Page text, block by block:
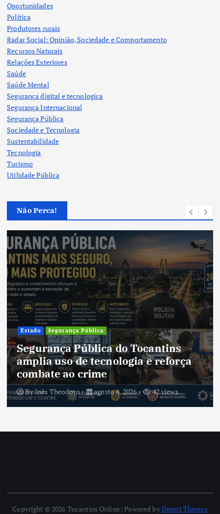
Oportunidades
Política
Produtores rurais
Radar Social: Opinião, Sociedade e Comportamento
Recursos Naturais
Relações Exteriores
Saúde
Saúde Mental
Segurança digital e tecnologica
Segurança Internacional
Segurança Pública
Sociedade e Tecnologia
Sustentabilidade
Tecnologia
Turismo
Utilidade Pública
Não Perca!
Estado Segurança Pública
Segurança Pública do Tocantins
amplia uso de tecnologia e reforça
combate ao crime
ByInês Theodoro agosto 6, 2026 42 views
Copyright © 2026 Tocantins Online | Powered byDesert Themes